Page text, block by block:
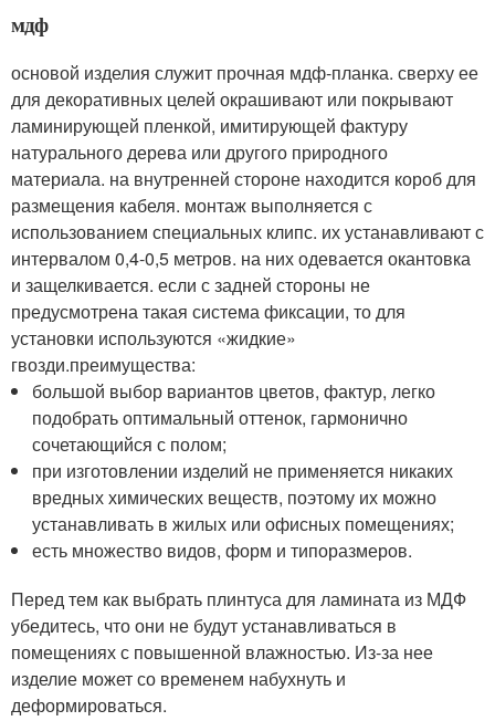
мдф
основой изделия служит прочная мдф-планка. сверху ее
для декоративных целей окрашивают или покрывают
ламинирующей пленкой, имитирующей фактуру
натурального дерева или другого природного
материала. на внутренней стороне находится короб для
размещения кабеля. монтаж выполняется с
использованием специальных клипс. их устанавливают с
интервалом 0,4-0,5 метров. на них одевается окантовка
и защелкивается. если с задней стороны не
предусмотрена такая система фиксации, то для
установки используются «жидкие»
гвозди.преимущества:
большой выбор вариантов цветов, фактур, легко
подобрать оптимальный оттенок, гармонично
сочетающийся с полом;
при изготовлении изделий не применяется никаких
вредных химических веществ, поэтому их можно
устанавливать в жилых или офисных помещениях;
есть множество видов, форм и типоразмеров.
Перед тем как выбрать плинтуса для ламината из МДФ
убедитесь, что они не будут устанавливаться в
помещениях с повышенной влажностью. Из-за нее
изделие может со временем набухнуть и
деформироваться.